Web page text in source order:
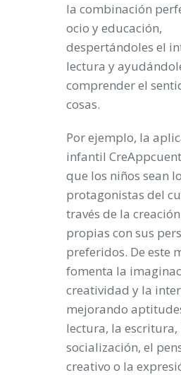
la combinación
ocio y educación,
despertándoles el
lectura y
comprender el
cosas.
Por ejemplo, la
infantil
que los niños sean
protagonistas del
través de la
propias con sus
preferidos. De este
fomenta la
creatividad y la
mejorando
lectura, la escritura,
socialización, el
creativo o la